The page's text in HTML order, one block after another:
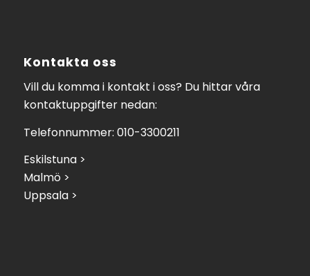
Kontakta oss
Vill du komma i kontakt i oss? Du hittar våra
kontaktuppgifter nedan:
Telefonnummer: 010-3300211
Eskilstuna >
Malmö >
Uppsala >